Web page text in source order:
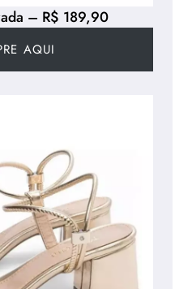
– R$ 189,90
AQUI